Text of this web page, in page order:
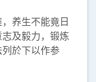
养生不能竟日
及毅力，锻炼
於下以作参